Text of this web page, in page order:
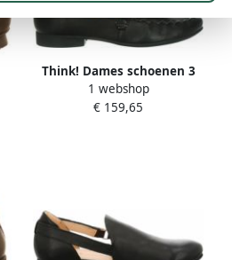
Think! Dames schoenen 3
000531 0000 zwart
1 webshop
€ 159,65